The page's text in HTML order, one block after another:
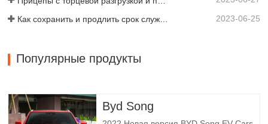
2023-06-25
Популярные продукты
Byd Song